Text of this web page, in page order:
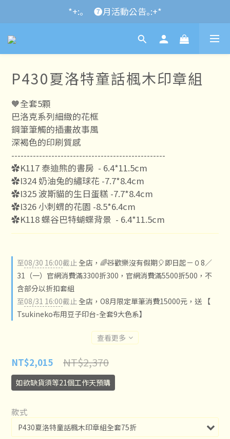
*+:｡\new / !🌌 官網消費滿千折百~RUN~:+*
*+:｡     ❼月活動公告｡:+*
*+:｡\new / !🌌 官網消費滿千折百~RUN~:+*
P430夏洛特童話楓木印章組
🧡全套5顆
巴洛克系列細緻的花框
鋼筆筆觸的插畫故事風
深褐色的印刷質感
--------------------------------------------------
✿K117 泰迪熊的書房  - 6.4*11.5cm
✿I324 奶油兔的繡球花 -7.7*8.4cm
✿I325 波斯貓的生日蛋糕 -7.7*8.4cm
✿I326 小刺蝟的花園 -8.5*6.4cm
✿K118 蝶谷巴特蝴蝶背景  - 6.4*11.5cm
至08/30 16:00截止全店，🌈🧸歡樂沒有假期🎈即日起－０8／
31（一）官網消費滿3300折300，官網消費滿5500折500，不
含部分以折扣套組
至08/31 16:00截止全店，O8月限定單筆消費15000元，送 【
Tsukineko布用豆子印台-全套9大色系】
查看更多
NT$2,370
NT$2,015
如欲缺貨須等21個工作天預購
款式